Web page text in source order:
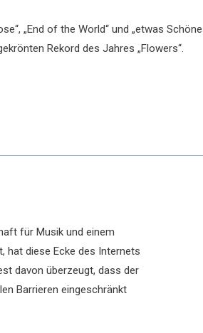
„End of the World“ und „etwas
Rekord des Jahres „Flowers“.
für Musik und einem
hat diese Ecke des Internets
davon überzeugt, dass der
Barrieren eingeschränkt